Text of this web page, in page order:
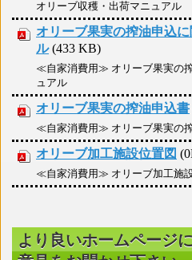
オリーブ収穫・出荷マニュアル
オリーブ果実の搾油申込
ル(433 KB)
≪自家消費用≫ オリーブ果実の
ュアル
オリーブ果実の搾油申込書
≪自家消費用≫ オリーブ果実の
オリーブ加工施設位置図
≪自家消費用≫ オリーブ加工施
より良いホームページ